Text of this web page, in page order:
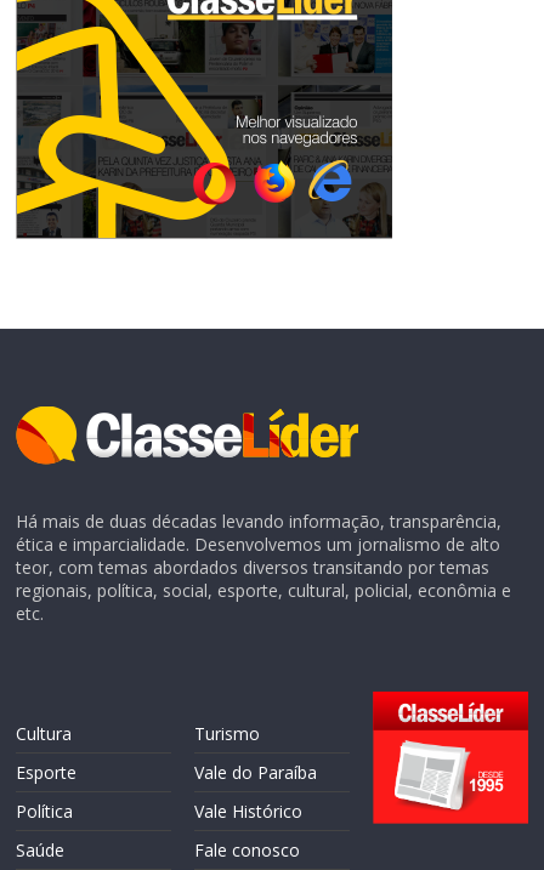
Há mais de duas décadas levando informação, transparência,
ética e imparcialidade. Desenvolvemos um jornalismo de alto
teor, com temas abordados diversos transitando por temas
regionais, política, social, esporte, cultural, policial, econômia e
etc.
Cultura
Esporte
Política
Saúde
Turismo
Vale do Paraíba
Vale Histórico
Fale conosco